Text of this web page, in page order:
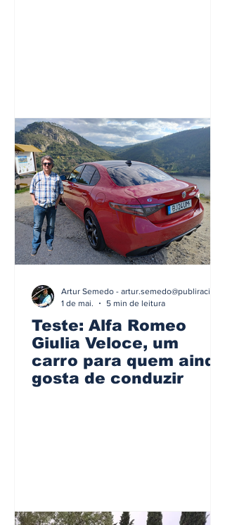
Teste: Alfa Romeo
Giulia Veloce, um
carro para quem ainda
gosta de conduzir
1 de mai.
5 min de leitura